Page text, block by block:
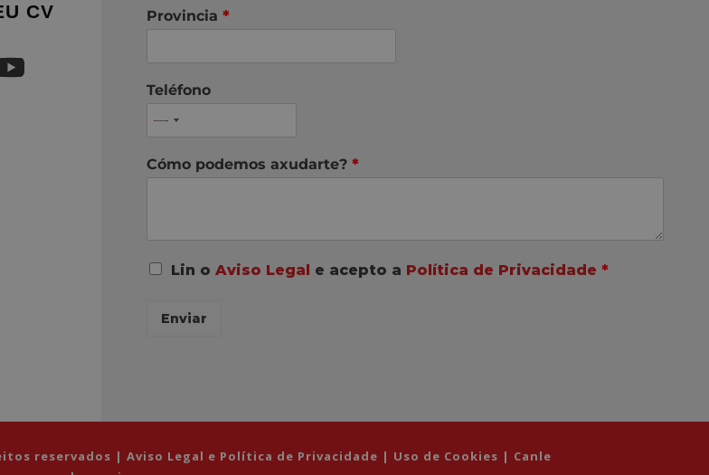
CV Provincia *
Teléfono
Cómo podemos axudarte? *
A
Lin o Aviso Legal e acepto a Política de Privacidade *
Enviar
reservados | Aviso Legal e Política de Privacidade | Uso de Cookies | Canle